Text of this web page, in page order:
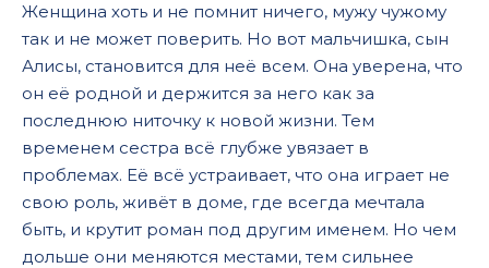
Женщина хоть и не помнит ничего, мужу чужому
так и не может поверить. Но вот мальчишка, сын
Алисы, становится для неё всем. Она уверена, что
он её родной и держится за него как за
последнюю ниточку к новой жизни. Тем
временем сестра всё глубже увязает в
проблемах. Её всё устраивает, что она играет не
свою роль, живёт в доме, где всегда мечтала
быть, и крутит роман под другим именем. Но чем
дольше они меняются местами, тем сильнее